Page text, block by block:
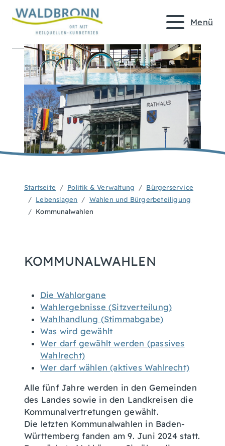
Menü
Startseite Politik & Verwaltung
Bürgerservice
Lebenslagen
Wahlen und Bürgerbeteiligung
Kommunalwahlen
KOMMUNALWAHLEN
Die Wahlorgane
Wahlergebnisse (Sitzverteilung)
Wahlhandlung (Stimmabgabe)
Was wird gewählt
Wer darf gewählt werden (passives
Wahlrecht)
Wer darf wählen (aktives Wahlrecht)
Alle fünf Jahre werden in den Gemeinden
des Landes sowie in den Landkreisen die
Kommunalvertretungen gewählt.
Die letzten Kommunalwahlen in Baden-
Württemberg fanden am 9. Juni 2024 statt.